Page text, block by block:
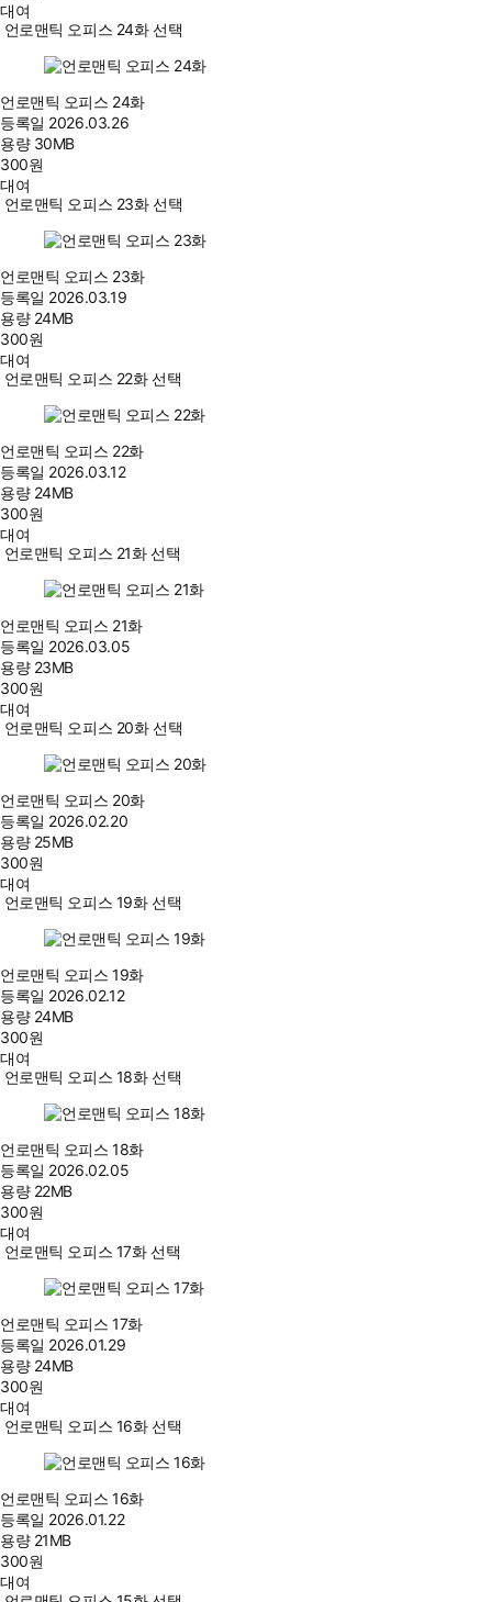
대여
언로맨틱 오피스 24화 선택
언로맨틱 오피스 24화
등록일 2026.03.26
용량 30MB
300원
대여
언로맨틱 오피스 23화 선택
언로맨틱 오피스 23화
등록일 2026.03.19
용량 24MB
300원
대여
언로맨틱 오피스 22화 선택
언로맨틱 오피스 22화
등록일 2026.03.12
용량 24MB
300원
대여
언로맨틱 오피스 21화 선택
언로맨틱 오피스 21화
등록일 2026.03.05
용량 23MB
300원
대여
언로맨틱 오피스 20화 선택
언로맨틱 오피스 20화
등록일 2026.02.20
용량 25MB
300원
대여
언로맨틱 오피스 19화 선택
언로맨틱 오피스 19화
등록일 2026.02.12
용량 24MB
300원
대여
언로맨틱 오피스 18화 선택
언로맨틱 오피스 18화
등록일 2026.02.05
용량 22MB
300원
대여
언로맨틱 오피스 17화 선택
언로맨틱 오피스 17화
등록일 2026.01.29
용량 24MB
300원
대여
언로맨틱 오피스 16화 선택
언로맨틱 오피스 16화
등록일 2026.01.22
용량 21MB
300원
대여